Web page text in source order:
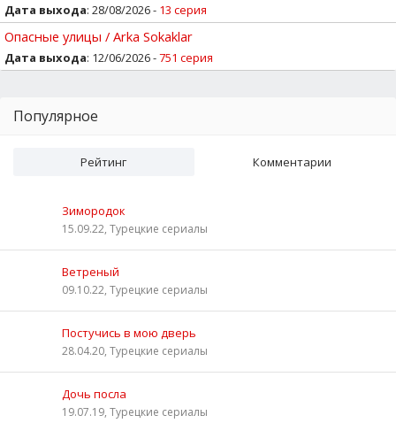
Дата выхода: 28/08/2026 - 13 серия
Опасные улицы / Arka Sokaklar
Дата выхода: 12/06/2026 -751 серия
Популярное
Рейтинг Комментарии
Зимородок
15.09.22, Турецкие сериалы
Ветреный
09.10.22, Турецкие сериалы
Постучись в мою дверь
28.04.20, Турецкие сериалы
Дочь посла
19.07.19, Турецкие сериалы